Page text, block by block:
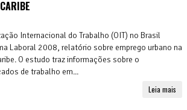
Internacional do Trabalho (OIT) no Brasil
Laboral 2008, relatório sobre emprego urbano na
O estudo traz informações sobre o
de trabalho em...
Leia mais